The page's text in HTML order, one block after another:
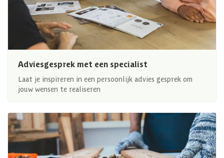
Adviesgesprek met een specialist
Laat je inspireren in een persoonlijk advies gesprek om
jouw wensen te realiseren